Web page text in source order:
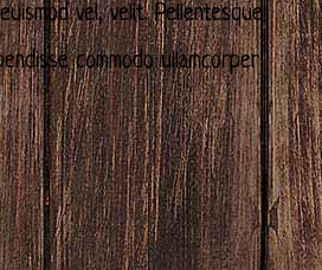
vel, velit. Pellentesque
commodo ullamcorper